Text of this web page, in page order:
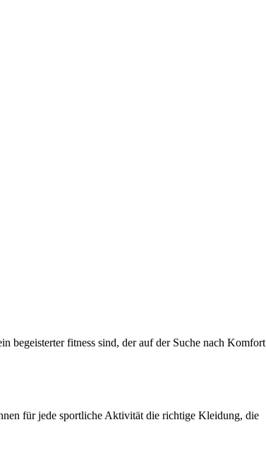
begeisterter fitness sind, der auf der Suche nach Komfort
für jede sportliche Aktivität die richtige Kleidung, die